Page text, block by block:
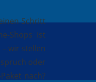
Schritt
Shops ist
wir stellen
oder
nach?